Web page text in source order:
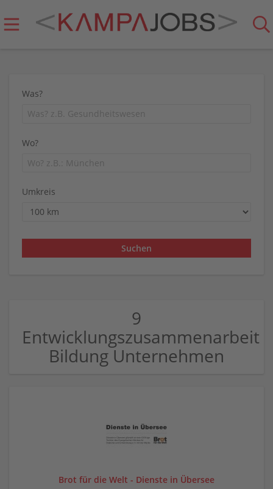
Was?
Wo?
Umkreis
9
Entwicklungszusammenarbeit
Bildung Unternehmen
Brot für die Welt - Dienste in Übersee